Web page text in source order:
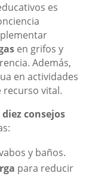
es
en grifos y
Además,
en actividades
recurso vital.
diez consejos
y baños.
para reducir